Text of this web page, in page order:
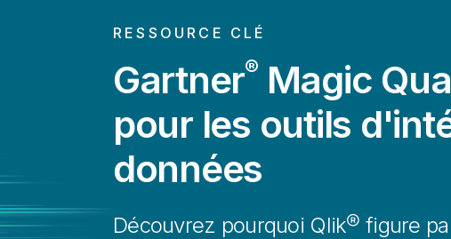
RESSOURCE CLÉ
Gartner®Magic
pour les outils
données
Découvrez pourquoi Qlik® figure